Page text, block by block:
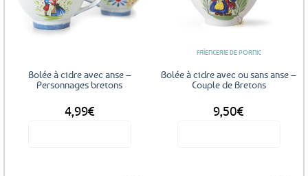
aux
favoris
Bolée à cidre avec anse –
Personnages bretons
4,99€
FAÏENCERIE DE PORNIC
Bolée à cidre avec ou sans anse –
Couple de Bretons
9,50€